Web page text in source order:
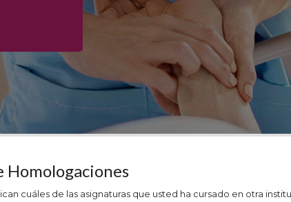
cuáles de las asignaturas que usted ha cursado en otra